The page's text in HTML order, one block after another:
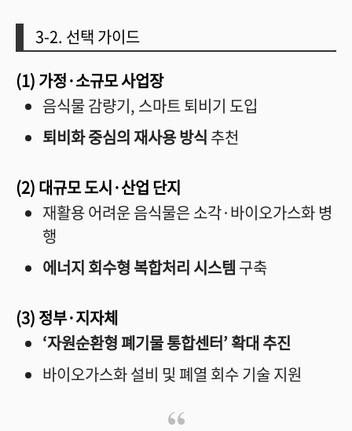
3-2. 선택 가이드
(1) 가정·소규모 사업장
음식물 감량기, 스마트 퇴비기 도입
퇴비화 중심의 재사용 방식 추천
(2) 대규모 도시·산업 단지
재활용 어려운 음식물은 소각·바이오가스화 병
행
에너지 회수형 복합처리 시스템 구축
(3) 정부·지자체
‘자원순환형 폐기물 통합센터’ 확대 추진
바이오가스화 설비 및 폐열 회수 기술 지원